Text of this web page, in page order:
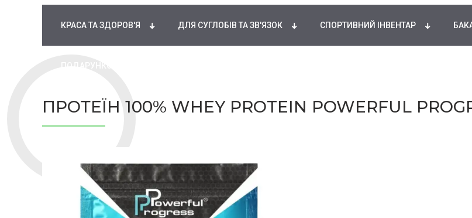
КРАСА ТА ЗДОРОВ'Я ДЛЯ СУГЛОБІВ ТА ЗВ'ЯЗОК СПОРТИВНИЙ ІНВЕНТАР
ПРОТЕЇН 100% WHEY PROTEIN POWERFUL